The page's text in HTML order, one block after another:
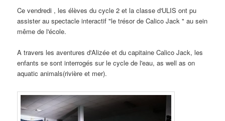
Ce vendredi , les élèves du cycle 2et la classe d'ULIS ont pu
assister au spectacle interactif "le trésor de Calico Jack "au sein
même de l'école.
A travers les aventures d'Alizée et du capitaine Calico Jack,les
enfants se sont interrogés sur le cycle de l'eau, as well as on
aquatic animals(rivière et mer).